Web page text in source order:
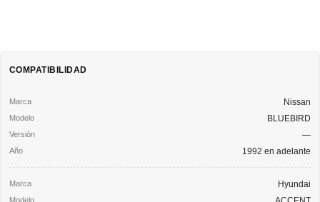
COMPATIBILIDAD
Nissan
BLUEBIRD
—
1992 en adelante
Hyundai